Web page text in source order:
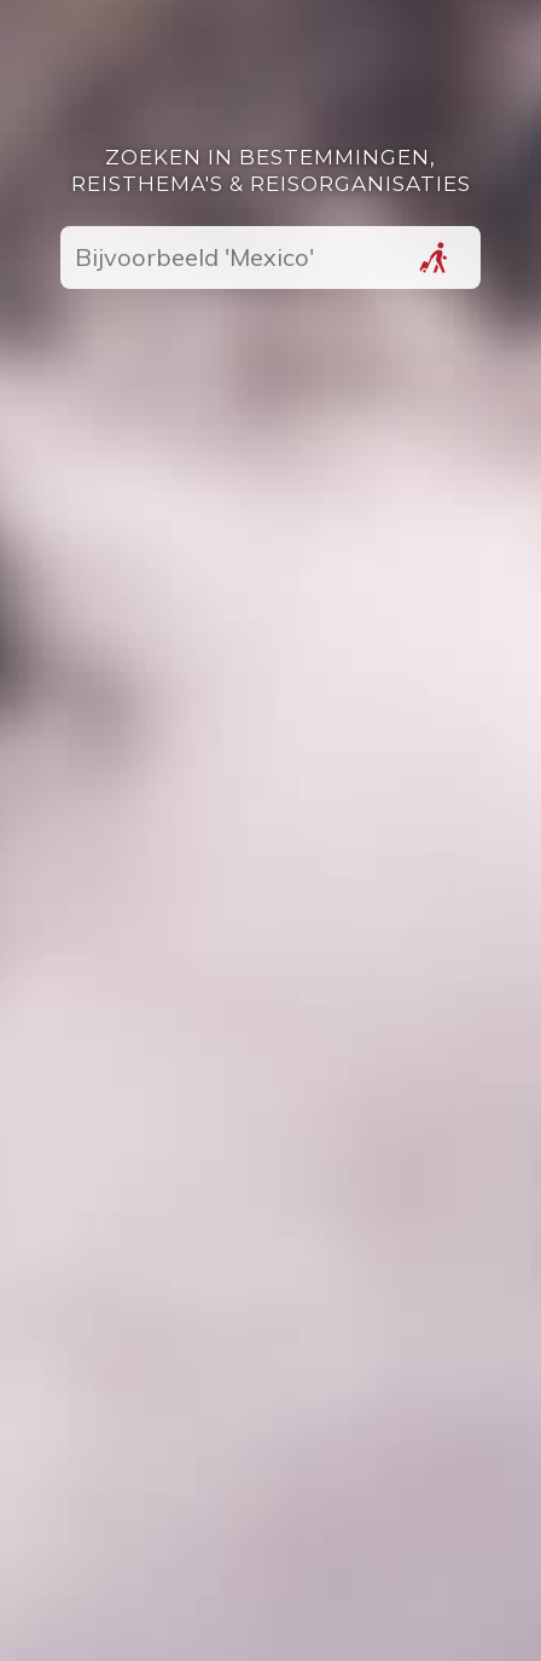
ZOEKEN IN BESTEMMINGEN,
REISTHEMA'S & REISORGANISATIES